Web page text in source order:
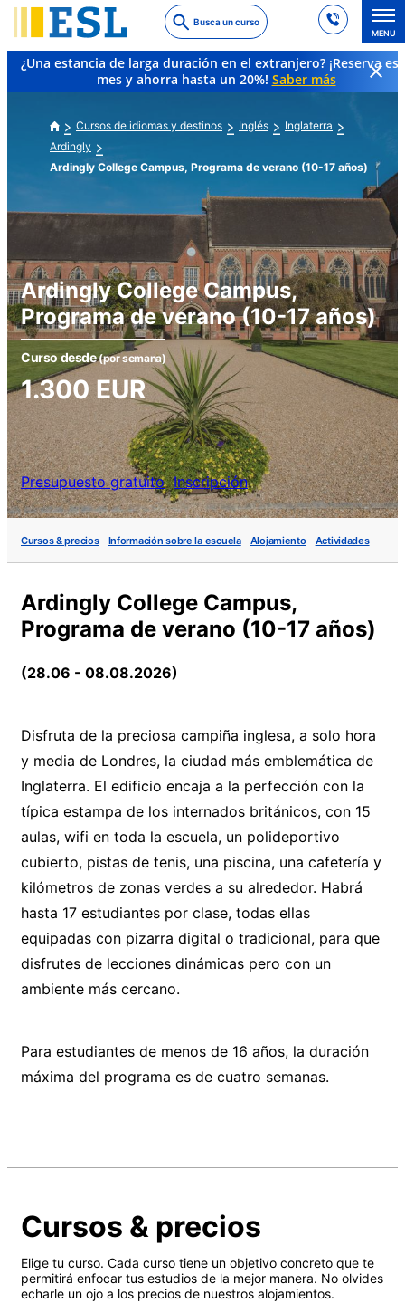
to
main
content
Busca un curso
MENU
¿Una estancia de larga duración en el extranjero? ¡Reserva
mes y ahorra hasta un 20%! Saber más
Cursos de idiomas y destinos Inglés
Inglaterra
Ardingly
Ardingly College Campus, Programa de verano (10-17 años)
Ardingly College Campus,
Programa de verano (10-17 años)
Curso desde(por semana)
1.300EUR
Presupuesto gratuito Inscripción
Cursos & precios Información sobre la escuela Alojamiento Actividades
Ardingly College Campus,
Programa de verano (10-17 años)
(28.06 - 08.08.2026)
Disfruta de la preciosa campiña inglesa, a solo hora
y media de Londres, la ciudad más emblemática de
Inglaterra. El edificio encaja a la perfección con la
típica estampa de los internados británicos, con 15
aulas, wifi en toda la escuela, un polideportivo
cubierto, pistas de tenis, una piscina, una cafetería y
kilómetros de zonas verdes a su alrededor. Habrá
hasta 17 estudiantes por clase, todas ellas
equipadas con pizarra digital o tradicional, para que
disfrutes de lecciones dinámicas pero con un
ambiente más cercano.
Para estudiantes de menos de 16 años, la duración
máxima del programa es de cuatro semanas.
Cursos & precios
Elige tu curso. Cada curso tiene un objetivo concreto que te
permitirá enfocar tus estudios de la mejor manera. No olvides
echarle un ojo a los precios de nuestros alojamientos.